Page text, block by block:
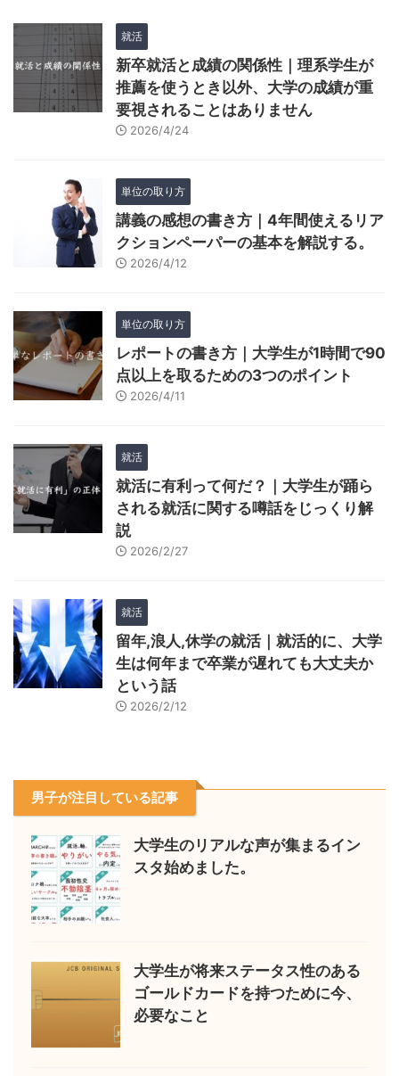
就活
新卒就活と成績の関係性｜理系学生が
推薦を使うとき以外、大学の成績が重
要視されることはありません
2026/4/24
単位の取り方
講義の感想の書き方｜4年間使えるリア
クションペーパーの基本を解説する。
2026/4/12
単位の取り方
レポートの書き方｜大学生が1時間で90
点以上を取るための3つのポイント
2026/4/11
就活
就活に有利って何だ？｜大学生が踊ら
される就活に関する噂話をじっくり解
説
2026/2/27
就活
留年,浪人,休学の就活｜就活的に、大学
生は何年まで卒業が遅れても大丈夫か
という話
2026/2/12
男子が注目している記事
大学生のリアルな声が集まるイン
スタ始めました。
大学生が将来ステータス性のある
ゴールドカードを持つために今、
必要なこと